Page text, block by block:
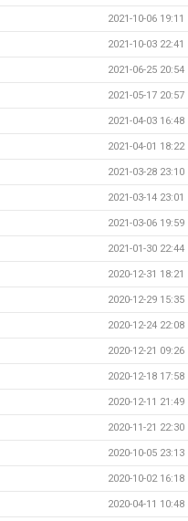
2021-10-06 19:11
2021-10-03 22:41
2021-06-25 20:54
2021-05-17 20:57
2021-04-03 16:48
2021-04-01 18:22
2021-03-28 23:10
2021-03-14 23:01
2021-03-06 19:59
2021-01-30 22:44
2020-12-31 18:21
2020-12-29 15:35
2020-12-24 22:08
2020-12-21 09:26
2020-12-18 17:58
2020-12-11 21:49
2020-11-21 22:30
2020-10-05 23:13
2020-10-02 16:18
2020-04-11 10:48